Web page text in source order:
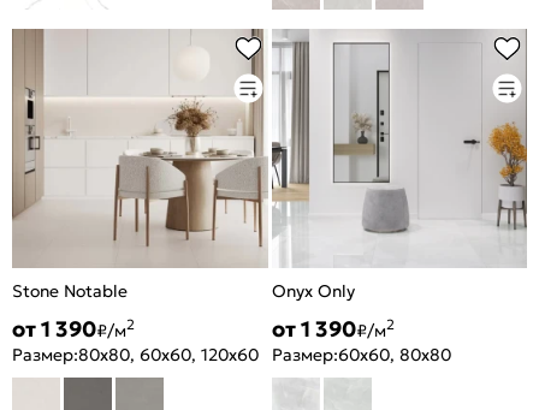
Stone Notable
от 1 390₽/м2
Размер:80x80, 60x60, 120x60
Onyx Only
от 1 390₽/м2
Размер:60x60, 80x80